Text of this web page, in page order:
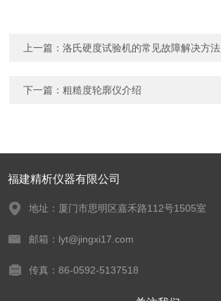
上一篇：洛氏硬度试验机的常见故障解决方法
下一篇：粗糙度轮廓仪介绍
福建精析仪器有限公司
地址：厦门市思明区嘉禾路112号1505室
邮箱：lyt@jingxi17.com
传真：86-0592-5137518